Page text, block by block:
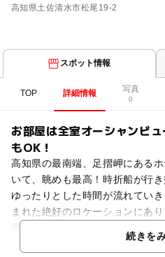
高知県土佐清水市松尾19-2
スポット情報
TOP 詳細情報 写真
0
お部屋は全室オーシャンビ
もOK！
高知県の最南端、足摺岬にある
いて、眺めも最高！時折船が行
ゆったりとした時間が流れてい
まれた絶好のロケーションにあ
四万十川の川下りや、「竜串」
続きを